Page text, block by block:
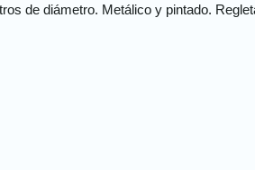
de diámetro. Metálico y pintado.